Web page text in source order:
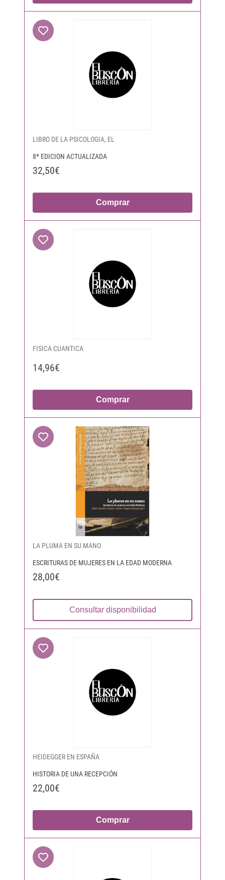
LIBRO DE LA PSICOLOGIA, EL
8ª EDICION ACTUALIZADA
32,50€
Comprar
FISICA CUANTICA
14,96€
Comprar
LA PLUMA EN SU MANO
ESCRITURAS DE MUJERES EN LA EDAD MODERNA
28,00€
Consultar disponibilidad
HEIDEGGER EN ESPAÑA
HISTORIA DE UNA RECEPCIÓN
22,00€
Comprar